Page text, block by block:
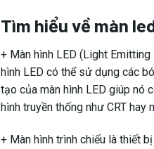
Tìm hiểu về màn
+ Màn hình LED (Light
hình LED có thể sử dụng các
tạo của màn hình LED giúp nó
hình truyền thống như CRT hay
+ Màn hình trình chiếu là thiết